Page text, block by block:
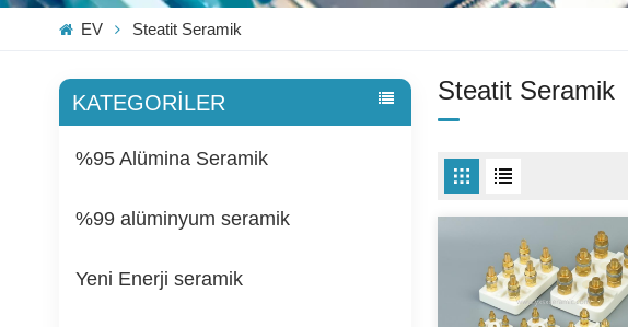
EV Steatit Seramik
KATEGORİLER
%95 Alümina Seramik
%99 alüminyum seramik
Yeni Enerji seramik
Steatit Seramik